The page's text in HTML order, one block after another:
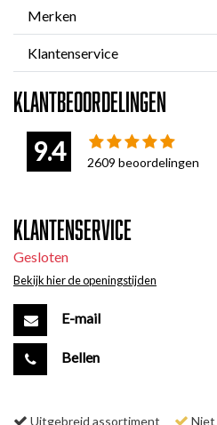
Merken
Klantenservice
Klantbeoordelingen
9.4
2609 beoordelingen
Klantenservice
Gesloten
Bekijk hier de openingstijden
E-mail
Bellen
Uitgebreid assortiment Niet